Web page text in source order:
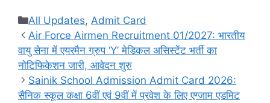
Categories
All Updates, Admit Card
Air Force Airmen Recruitment 01/2027: भारतीय
वायु सेना में एयरमैन ग्रुप ‘Y’ मेडिकल असिस्टेंट भर्ती का
नोटिफिकेशन जारी, आवेदन शुरु
Sainik School Admission Admit Card 2026:
सैनिक स्कूल कक्षा 6वीं एवं 9वीं में प्रवेश के लिए एग्जाम एडमिट